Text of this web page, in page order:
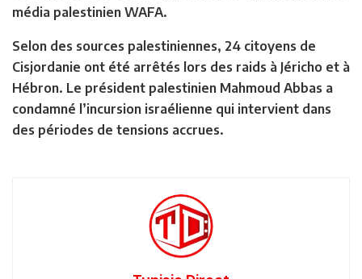
média palestinien WAFA.
Selon des sources palestiniennes, 24 citoyens de
Cisjordanie ont été arrêtés lors des raids à Jéricho et à
Hébron. Le président palestinien Mahmoud Abbas a
condamné l’incursion israélienne qui intervient dans
des périodes de tensions accrues.